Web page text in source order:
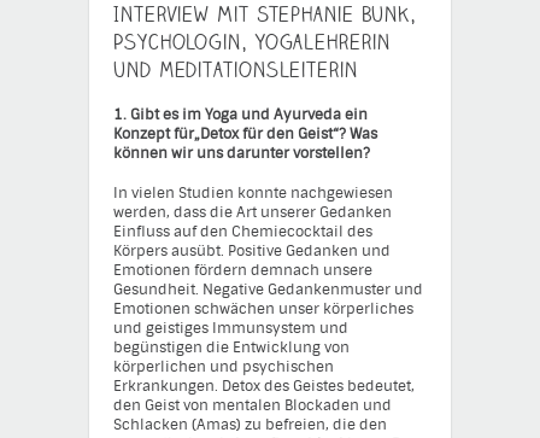
Interview mit Stephanie Bunk,
Psychologin, Yogalehrerin
und Meditationsleiterin
1. Gibt es im Yoga und Ayurveda ein
Konzept für„Detox für den Geist“? Was
können wir uns darunter vorstellen?
In vielen Studien konnte nachgewiesen
werden, dass die Art unserer Gedanken
Einfluss auf den Chemiecocktail des
Körpers ausübt. Positive Gedanken und
Emotionen fördern demnach unsere
Gesundheit. Negative Gedankenmuster und
Emotionen schwächen unser körperliches
und geistiges Immunsystem und
begünstigen die Entwicklung von
körperlichen und psychischen
Erkrankungen. Detox des Geistes bedeutet,
den Geist von mentalen Blockaden und
Schlacken (Amas) zu befreien, die den